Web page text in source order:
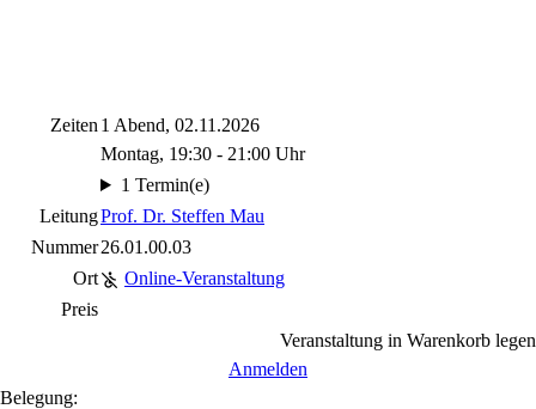
Zeiten 1 Abend, 02.11.2026
Montag, 19:30 - 21:00 Uhr
1 Termin(e)
LeitungProf. Dr. Steffen Mau
Nummer26.01.00.03
Ort
Online-Veranstaltung
Preis
Veranstaltung in Warenkorb legen
Anmelden
Belegung: